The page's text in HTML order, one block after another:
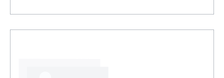
In den Warenkorb